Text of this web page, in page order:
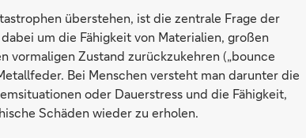
überstehen, ist die zentrale Frage der
um die Fähigkeit von Materialien, großen
vormaligen Zustand zurückzukehren („bounce
Bei Menschen versteht man darunter die
oder Dauerstress und die Fähigkeit,
Schäden wieder zu erholen.